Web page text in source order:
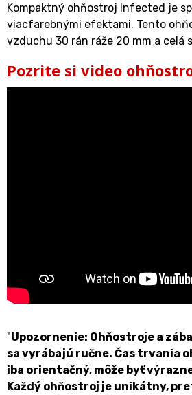
Kompaktný ohňostroj Infected je
viacfarebnými efektami. Tento
vzduchu 30 rán ráže 20 mm a celá
Pozrite si video
"Upozornenie: Ohňostroje a
sa vyrábajú ručne. Čas trvania
iba orientačný, môže byť
Každý ohňostroj je unikátny,